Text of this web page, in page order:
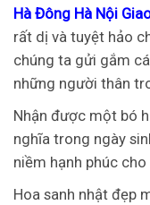
Hà Đông Hà Nội
rất dị và tuyệt hảo
chúng ta gửi gắm
những người thân
Nhận được một bó
nghĩa trong ngày
niềm hạnh phúc cho
Hoa sanh nhật đẹp